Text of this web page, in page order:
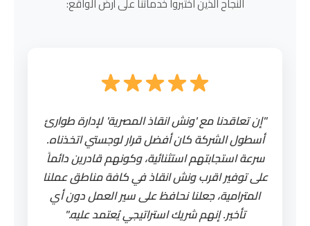
"إن تعاقدنا مع 'ونش انقاذ المصرية' لإدارة طوارئ
أسطول الشركة كان أفضل قرار لوجستي اتخذناه.
سرعة استجابتهم استثنائية، وكونهم قادرين دائماً
على توفير اقرب ونش انقاذ في كافة مناطق عملنا
المترامية، جعلنا نحافظ على سير العمل دون أي
تأخير. إنهم شريك استراتيجي يُعتمد عليه."